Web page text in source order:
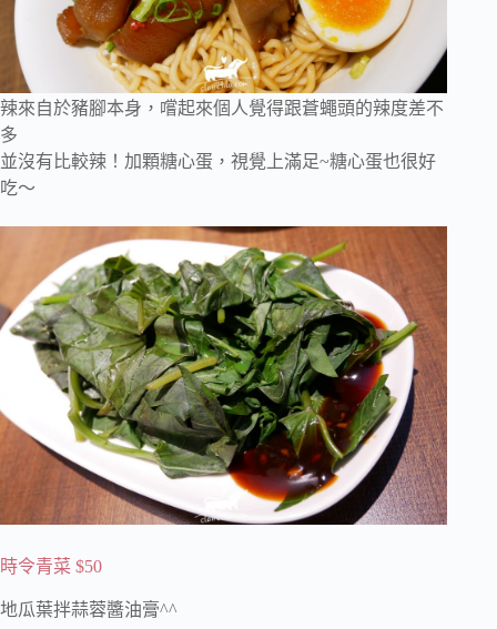
辣來自於豬腳本身，嚐起來個人覺得跟蒼蠅頭的辣度差不
多
並沒有比較辣！加顆糖心蛋，視覺上滿足~糖心蛋也很好
吃～
時令青菜 $50
地瓜葉拌蒜蓉醬油膏^^